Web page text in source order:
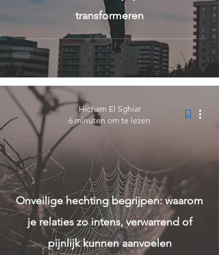
transformeren
Onveilige hechting begrijpen: waarom
je relaties zo intens, verwarrend of
pijnlijk kunnen aanvoelen
Hicham El Sghiar
6 minuten om te lezen